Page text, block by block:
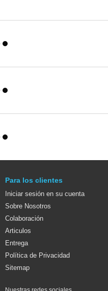
Para los clientes
Iniciar sesión en su cuenta
Sobre Nosotros
Colaboración
Articulos
Entrega
Política de Privacidad
Sitemap